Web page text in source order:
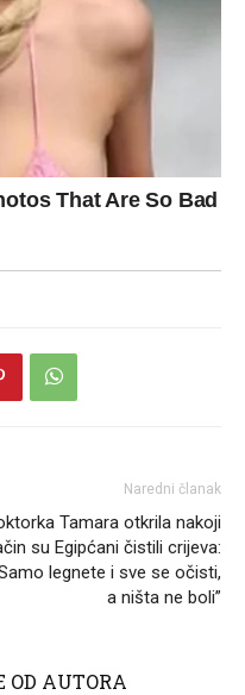
Naredni članak
Tamara otkrila nakoji
su Egipćani čistili crijeva:
legnete i sve se očisti,
a ništa ne boli”
OD AUTORA